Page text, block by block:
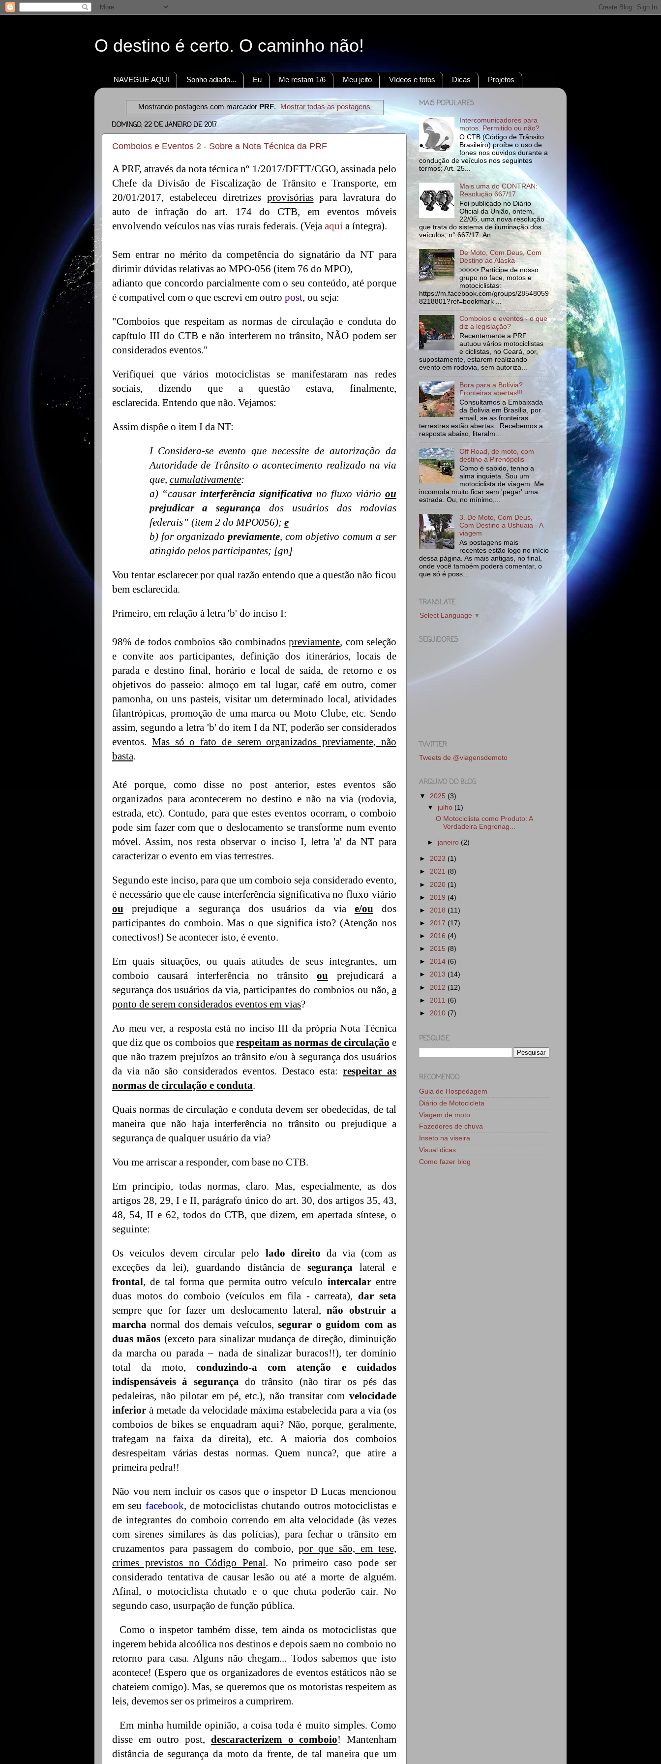
O destino é certo. O caminho não!
NAVEGUE AQUI Sonho adiado... Eu Me restam 1/6 Meu jeito Vídeos e fotos Dicas Projetos
Mostrando postagens com marcador PRF. Mostrar todas as postagens
DOMINGO, 22 DE JANEIRO DE 2017
Comboios e Eventos 2 - Sobre a Nota Técnica da PRF
A PRF, através da nota técnica nº 1/2017/DFTT/CGO, assinada pelo
Chefe da Divisão de Fiscalização de Trânsito e Transporte, em
20/01/2017, estabeleceu diretrizes provisóriaspara lavratura do
auto de infração do art. 174 do CTB, em eventos móveis
envolvendo veículos nas vias rurais federais. (Veja aqui a íntegra).
Sem entrar no mérito da competência do signatário da NT para
dirimir dúvidas relativas ao MPO-056 (item 76 do MPO),
adianto que concordo parcialmente com o seu conteúdo, até porque
é compatível com o que escrevi em outro post, ou seja:
"Comboios que respeitam as normas de circulação e conduta do
capítulo III do CTB e não interferem no trânsito, NÃO podem ser
considerados eventos."
Verifiquei que vários motociclistas se manifestaram nas redes
sociais, dizendo que a questão estava, finalmente,
esclarecida. Entendo que não. Vejamos:
Assim dispôe o item I da NT:
I Considera-se evento que necessite de autorização da
Autoridade de Trânsito o acontecimento realizado na via
que, cumulativamente:
a) “causarinterferência significativa no fluxo viárioou
prejudicar a segurança dos usuários das rodovias
federais” (item 2 do MPO056); e
b) for organizadopreviamente, com objetivo comum a ser
atingido pelos participantes; [gn]
Vou tentar esclarecer por qual razão entendo que a questão não ficou
bem esclarecida.
Primeiro, em relação à letra 'b' do inciso I:
98% de todos comboios são combinadospreviamente, com seleção
e convite aos participantes, definição dos itinerários, locais de
parada e destino final, horário e local de saída, de retorno e os
objetivos do passeio: almoço em tal lugar, café em outro, comer
pamonha, ou uns pasteis, visitar um determinado local, atividades
filantrópicas, promoção de uma marca ou Moto Clube, etc. Sendo
assim, segundo a letra 'b' do item I da NT, poderão ser considerados
eventos. Mas só o fato de serem organizados previamente, não
basta.
Até porque, como disse no post anterior, estes eventos são
organizados para acontecerem no destino e não na via (rodovia,
estrada, etc). Contudo, para que estes eventos ocorram, o comboio
pode sim fazer com que o deslocamento se transforme num evento
móvel. Assim, nos resta observar o inciso I, letra 'a' da NT para
caracterizar o evento em vias terrestres.
Segundo este inciso, para que um comboio seja considerado evento,
é necessário que ele cause interferência significativa no fluxo viário
ou prejudique a segurança dos usuários da via e/ou dos
participantes do comboio. Mas o que significa isto? (Atenção nos
conectivos!) Se acontecer isto, é evento.
Em quais situações, ou quais atitudes de seus integrantes, um
comboio causará interferência no trânsitoou prejudicará a
segurança dos usuários da via, participantes do comboios ou não, a
ponto de serem considerados eventos em vias?
Ao meu ver, a resposta está no inciso III da própria Nota Técnica
que diz que os comboios querespeitam as normas de circulação e
que não trazem prejuízos ao trânsito e/ou à segurança dos usuários
da via não são considerados eventos. Destaco esta:respeitar as
normas de circulação e conduta.
Quais normas de circulação e conduta devem ser obedecidas, de tal
maneira que não haja interferência no trânsito ou prejudique a
segurança de qualquer usuário da via?
Vou me arriscar a responder, com base no CTB.
Em princípio, todas normas, claro. Mas, especialmente, as dos
artigos 28, 29, I e II, parágrafo único do art. 30, dos artigos 35, 43,
48, 54, II e 62, todos do CTB, que dizem, em apertada síntese, o
seguinte:
Os veículos devem circular pelo lado direito da via (com as
exceções da lei), guardando distância desegurança lateral e
frontal, de tal forma que permita outro veículo intercalarentre
duas motos do comboio (veículos em fila - carreata),dar seta
sempre que for fazer um deslocamento lateral,não obstruir a
marcha normal dos demais veículos,segurar o guidom com as
duas mãos (exceto para sinalizar mudança de direção, diminuição
da marcha ou parada – nada de sinalizar buracos!!), ter domínio
total da moto, conduzindo-a com atenção e cuidados
indispensáveis à segurança do trânsito (não tirar os pés das
pedaleiras, não pilotar em pé, etc.), não transitar com velocidade
inferior à metade da velocidade máxima estabelecida para a via (os
comboios de bikes se enquadram aqui? Não, porque, geralmente,
trafegam na faixa da direita), etc. A maioria dos comboios
desrespeitam várias destas normas. Quem nunca?, que atire a
primeira pedra!!
Não vou nem incluir os casos que o inspetor D Lucas mencionou
em seu facebook, de motociclistas chutando outros motociclistas e
de integrantes do comboio correndo em alta velocidade (às vezes
com sirenes similares às das polícias), para fechar o trânsito em
cruzamentos para passagem do comboio,por que são, em tese,
crimes previstos no Código Penal. No primeiro caso pode ser
considerado tentativa de causar lesão ou até a morte de alguém.
Afinal, o motociclista chutado e o que chuta poderão cair. No
segundo caso, usurpação de função pública.
Como o inspetor também disse, tem ainda os motociclistas que
ingerem bebida alcoólica nos destinos e depois saem no comboio no
retorno para casa. Alguns não chegam... Todos sabemos que isto
acontece! (Espero que os organizadores de eventos estáticos não se
chateiem comigo). Mas, se queremos que os motoristas respeitem as
leis, devemos ser os primeiros a cumprirem.
Em minha humilde opinião, a coisa toda é muito simples. Como
disse em outro post, descaracterizem o comboio! Mantenham
distância de segurança da moto da frente, de tal maneira que um
MAIS POPULARES
Intercomunicadores para
motos. Permitido ou não?
O CTB (Código de Trânsito
Brasileiro) proíbe o uso de
fones nos ouvidos durante a
condução de veículos nos seguintes
termos: Art. 25...
Mais uma do CONTRAN:
Resolução 667/17
Foi publicado no Diário
Oficial da União, ontem,
22/05, uma nova resolução
que trata do sistema de iluminação dos
veículos, n° 667/17. An...
De Moto, Com Deus, Com
Destino ao Alaska
>>>>> Participe de nosso
grupo no face, motos e
motociclistas:
https://m.facebook.com/groups/28548059
8218801?ref=bookmark ...
Comboios e eventos - o que
diz a legislação?
Recentemente a PRF
autuou vários motociclistas
e ciclistas, no Ceará, por,
supostamente, estarem realizando
evento em rodovia, sem autoriza...
Bora para a Bolívia?
Fronteiras abertas!!!
Consultamos a Embaixada
da Bolívia em Brasília, por
email, se as fronteiras
terrestres estão abertas. Recebemos a
resposta abaixo, literalm...
Off Road, de moto, com
destino a Pirenópolis
Como é sabido, tenho a
alma inquieta. Sou um
motociclista de viagem. Me
incomoda muito ficar sem 'pegar' uma
estrada. Ou, no mínimo,...
3. De Moto, Com Deus,
Com Destino a Ushuaia - A
viagem
As postagens mais
recentes estão logo no início
dessa página. As mais antigas, no final,
onde você também poderá comentar, o
que só é poss...
TRANSLATE
Select Language ▼
SEGUIDORES
TWITTER
Tweets de @viagensdemoto
ARQUIVO DO BLOG
▼ 2025 (3)
▼ julho (1)
O Motociclista como Produto: A
Verdadeira Engrenag...
► janeiro (2)
► 2023 (1)
► 2021 (8)
► 2020 (1)
► 2019 (4)
► 2018 (11)
► 2017 (17)
► 2016 (4)
► 2015 (8)
► 2014 (6)
► 2013 (14)
► 2012 (12)
► 2011 (6)
► 2010 (7)
PESQUISE
RECOMENDO
Guia de Hospedagem
Diário de Motocicleta
Viagem de moto
Fazedores de chuva
Inseto na viseira
Visual dicas
Como fazer blog